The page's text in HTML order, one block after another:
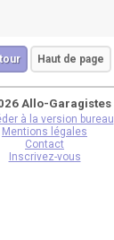
Haut de page
Allo-Garagistes
à la version bureau
Mentions légales
Contact
Inscrivez-vous